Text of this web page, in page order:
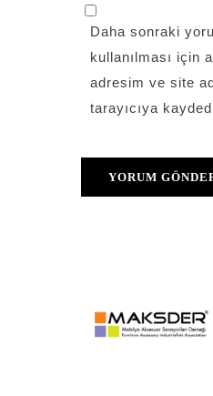
Daha sonraki
kullanılması için
adresim ve site
tarayıcıya